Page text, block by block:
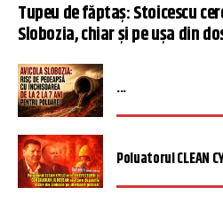
Tupeu de făptaș: Stoicescu
Slobozia, chiar și pe ușa din
...
Poluatorul CLEAN